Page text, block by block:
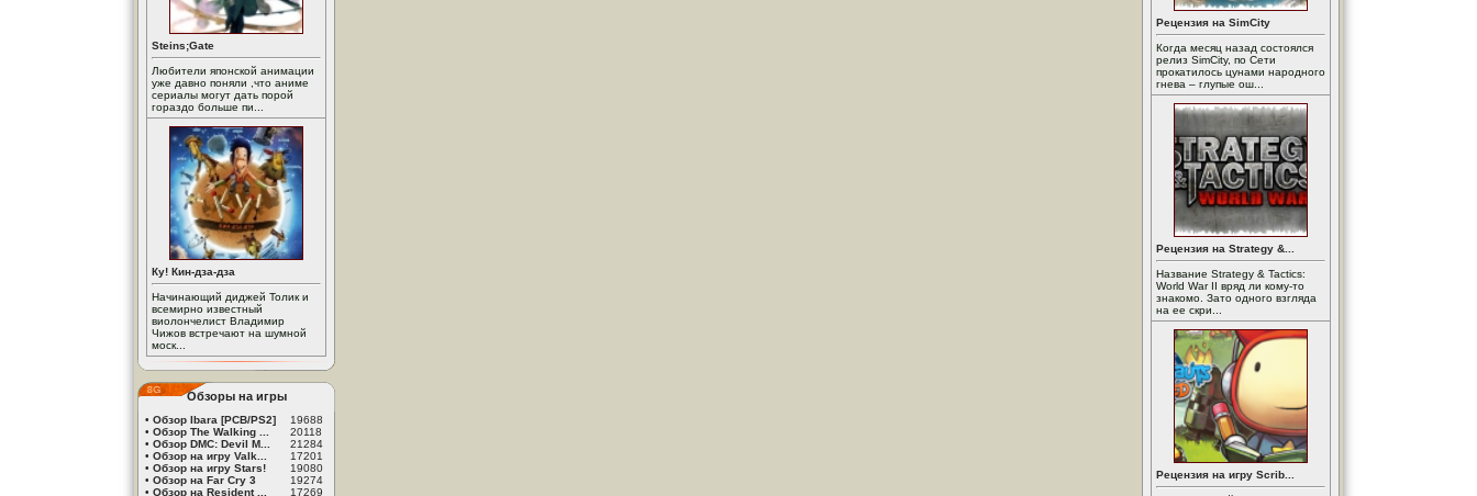
Steins;Gate
Любители японской анимации
уже давно поняли ,что аниме
сериалы могут дать порой
гораздо больше пи...
Ку! Кин-дза-дза
Начинающий диджей Толик и
всемирно известный
виолончелист Владимир
Чижов встречают на шумной
моск...
Обзоры на игры
• Обзор Ibara [PCB/PS2]
19688
• Обзор The Walking ...
20118
• Обзор DMC: Devil M...
21284
• Обзор на игру Valk...
17201
• Обзор на игру Stars!
19080
• Обзор на Far Cry 3
19274
• Обзор на Resident ... 17269
Рецензия на SimCity
Когда месяц назад состоялся
релиз SimCity, по Сети
прокатилось цунами народного
гнева – глупые ош...
Рецензия на Strategy &...
Название Strategy & Tactics:
World War II вряд ли кому-то
знакомо. Зато одного взгляда
на ее скри...
Рецензия на игру Scrib...